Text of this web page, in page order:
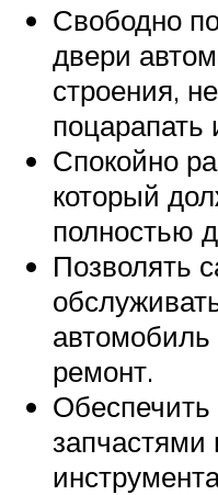
Свободно
двери
строения,
поцарапать
Спокойно
который
полностью
Позволять
ремонт.
Обеспечить